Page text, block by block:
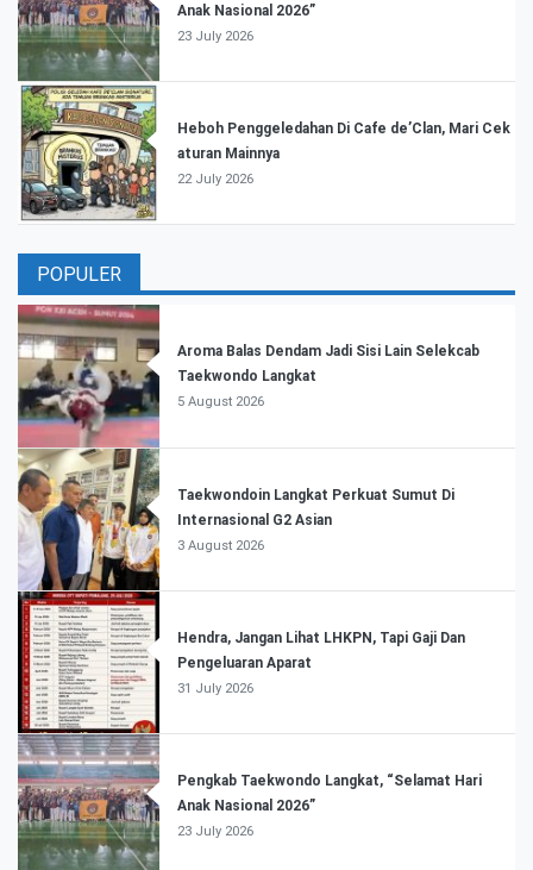
Anak Nasional 2026”
23 July 2026
Heboh Penggeledahan Di Cafe de’Clan, Mari Cek
aturan Mainnya
22 July 2026
POPULER
Aroma Balas Dendam Jadi Sisi Lain Selekcab
Taekwondo Langkat
5 August 2026
Taekwondoin Langkat Perkuat Sumut Di
Internasional G2 Asian
3 August 2026
Hendra, Jangan Lihat LHKPN, Tapi Gaji Dan
Pengeluaran Aparat
31 July 2026
Pengkab Taekwondo Langkat, “Selamat Hari
Anak Nasional 2026”
23 July 2026